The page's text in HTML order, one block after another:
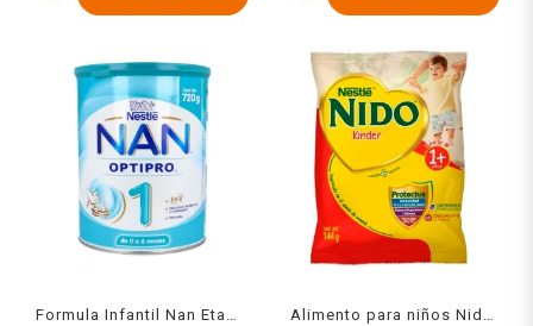
Formula Infantil Nan Etapa
Alimento para niños Nido